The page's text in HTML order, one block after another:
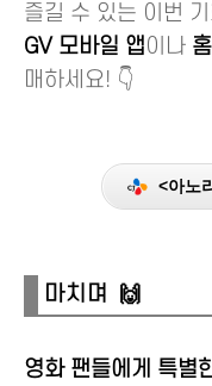
즐길 수 있는 이번
GV 모바일 앱이나
매하세요! 👇
<아노
마치며 🙌
영화 팬들에게 특별